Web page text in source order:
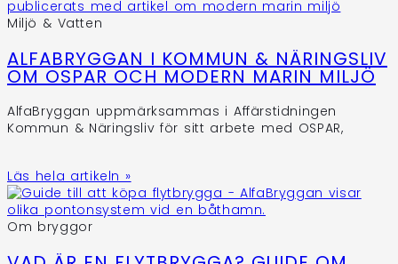
Miljö & Vatten
ALFABRYGGAN I KOMMUN & NÄRINGSLIV
OM OSPAR OCH MODERN MARIN MILJÖ
AlfaBryggan uppmärksammas i Affärstidningen
Kommun & Näringsliv för sitt arbete med OSPAR,
Läs hela artikeln »
Om bryggor